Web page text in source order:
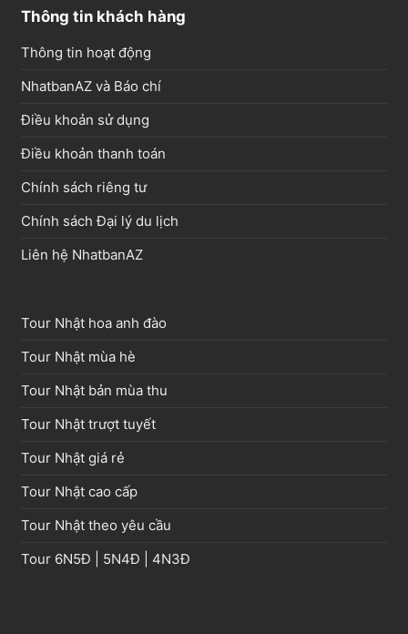
Thông tin khách hàng
Thông tin hoạt động
NhatbanAZ và Báo chí
Điều khoản sử dụng
Điều khoản thanh toán
Chính sách riêng tư
Chính sách Đại lý du lịch
Liên hệ NhatbanAZ
Tour Nhật hoa anh đào
Tour Nhật mùa hè
Tour Nhật bản mùa thu
Tour Nhật trượt tuyết
Tour Nhật giá rẻ
Tour Nhật cao cấp
Tour Nhật theo yêu cầu
Tour 6N5Đ 5N4Đ 4N3Đ